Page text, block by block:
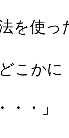
を使
こかに
・・」